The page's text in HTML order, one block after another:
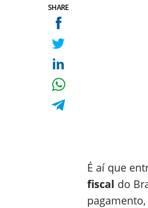
SHARE
É aí que
fiscal do